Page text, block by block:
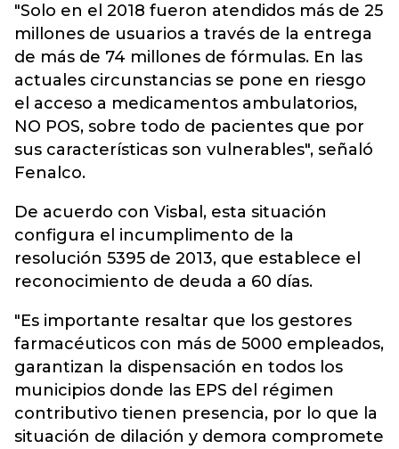
"Solo en el 2018 fueron atendidos más de 25
millones de usuarios a través de la entrega
de más de 74 millones de fórmulas. En las
actuales circunstancias se pone en riesgo
el acceso a medicamentos ambulatorios,
NO POS, sobre todo de pacientes que por
sus características son vulnerables", señaló
Fenalco.
De acuerdo con Visbal, esta situación
configura el incumplimento de la
resolución 5395 de 2013, que establece el
reconocimiento de deuda a 60 días.
"Es importante resaltar que los gestores
farmacéuticos con más de 5000 empleados,
garantizan la dispensación en todos los
municipios donde las EPS del régimen
contributivo tienen presencia, por lo que la
situación de dilación y demora compromete